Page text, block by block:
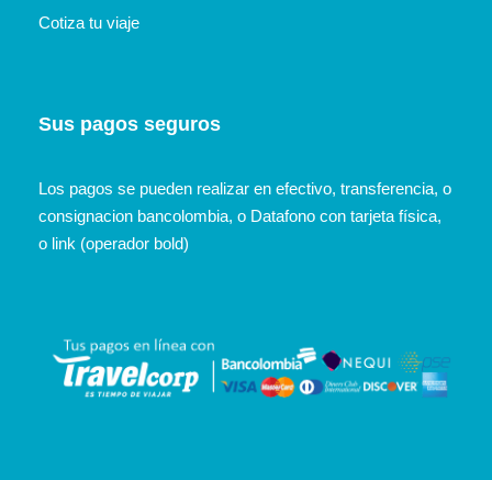
Cotiza tu viaje
Sus pagos seguros
Los pagos se pueden realizar en efectivo, transferencia, o
consignacion bancolombia, o Datafono con tarjeta física,
o link (operador bold)